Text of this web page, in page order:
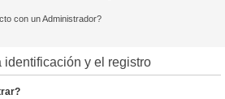
con un Administrador?
identificación y el registro